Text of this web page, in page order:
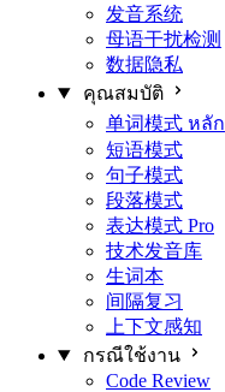
发音系统
母语干扰检测
数据隐私
คุณสมบัติ
单词模式 หลัก
短语模式
句子模式
段落模式
表达模式 Pro
技术发音库
生词本
间隔复习
上下文感知
กรณีใช้งาน
Code Review